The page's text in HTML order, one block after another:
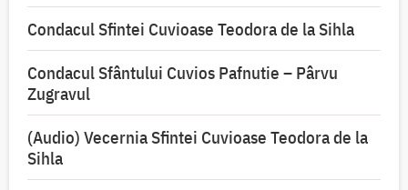
Condacul Sfintei Cuvioase Teodora de la Sihla
Condacul Sfântului Cuvios Pafnutie – Pârvu
Zugravul
(Audio) Vecernia Sfintei Cuvioase Teodora de la
Sihla